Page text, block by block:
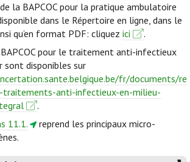
de la BAPCOC pour la pratique ambulatoire
dans le Répertoire en ligne, dans le
qu’en format PDF: cliquez ici
.
pour le traitement anti-infectieux
sont disponibles sur
fr/documents/re
traitements-anti-infectieux-en-milieu-
.
11.1.
reprend les principaux micro-